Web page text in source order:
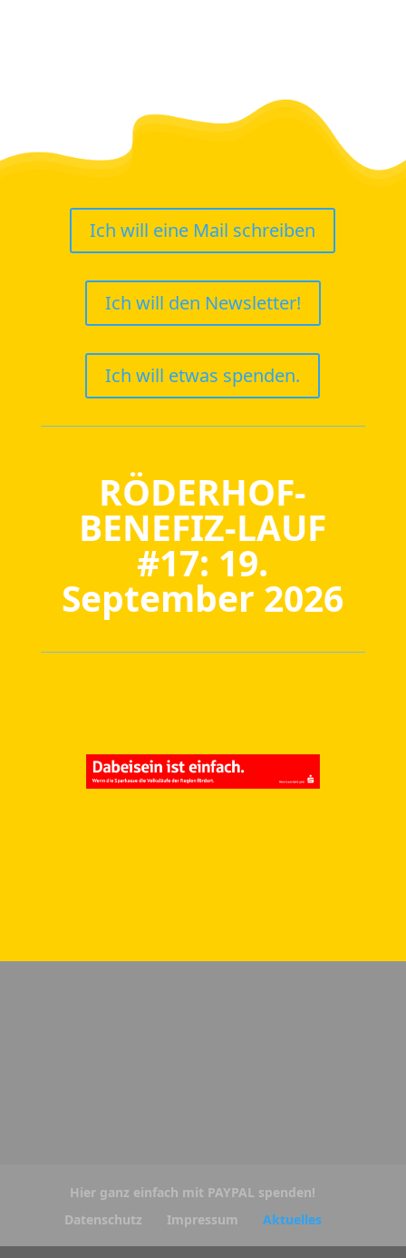
Ich will eine Mail schreiben
Ich will den Newsletter!
Ich will etwas spenden.
RÖDERHOF-
BENEFIZ-LAUF
#17: 19.
September 2026
Hier ganz einfach mit PAYPAL spenden!
Datenschutz
Impressum Aktuelles